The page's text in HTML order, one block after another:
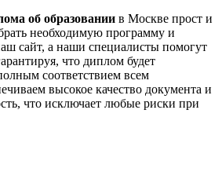
об образовании в Москве прост и
необходимую программу и
сайт, а наши специалисты помогут
что диплом будет
соответствием всем
высокое качество документа и
что исключает любые риски при